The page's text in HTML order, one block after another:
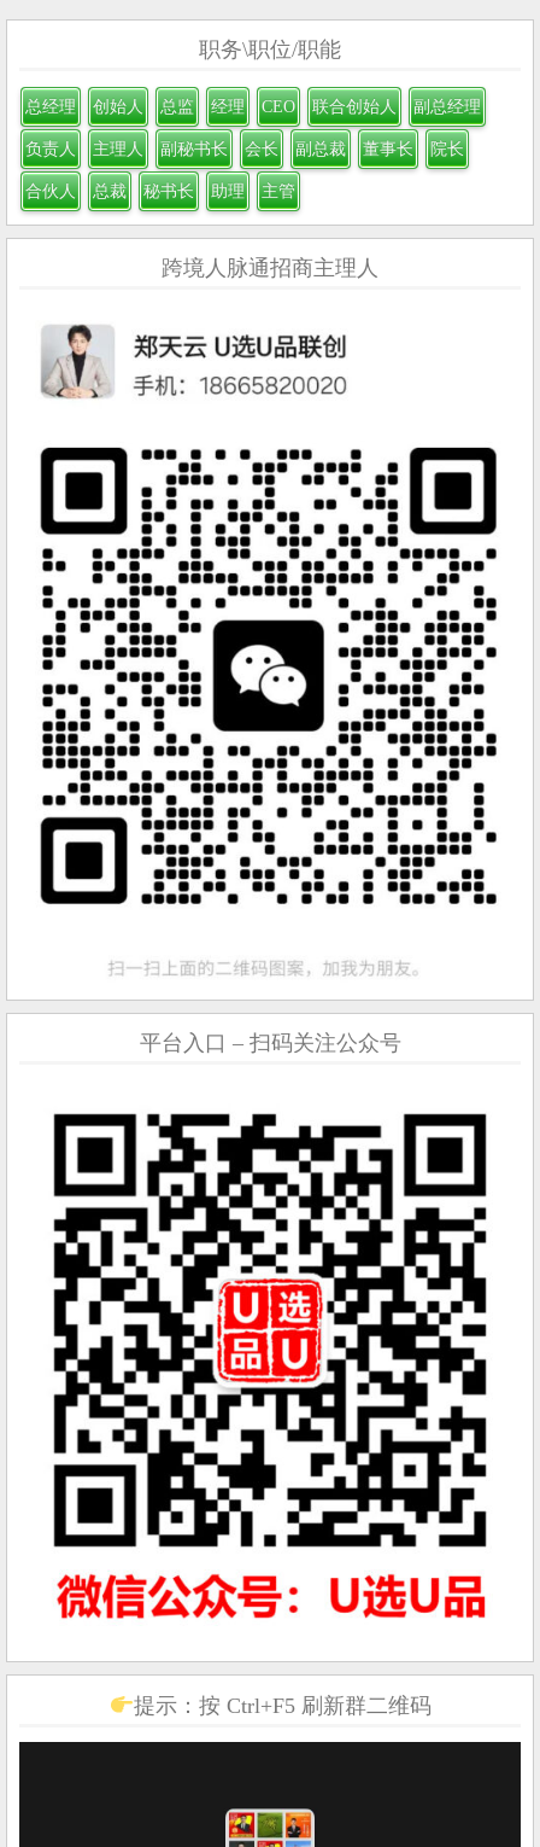
职务\职位/职能
总经理 创始人 总监 经理 CEO 联合创始人 副总经理
负责人 主理人 副秘书长 会长 副总裁 董事长 院长
合伙人 总裁 秘书长 助理 主管
跨境人脉通招商主理人
平台入口 – 扫码关注公众号
提示：按 Ctrl+F5 刷新群二维码